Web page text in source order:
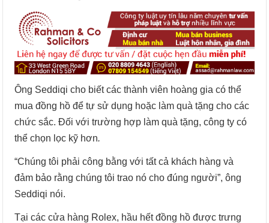
Ông Seddiqi cho biết các thành viên hoàng gia có thể
mua đồng hồ để tự sử dụng hoặc làm quà tặng cho các
chức sắc. Đối với trường hợp làm quà tặng, công ty có
thể chọn lọc kỹ hơn.
“Chúng tôi phải công bằng với tất cả khách hàng và
đảm bảo rằng chúng tôi trao nó cho đúng người”, ông
Seddiqi nói.
Tại các cửa hàng Rolex, hầu hết đồng hồ được trưng